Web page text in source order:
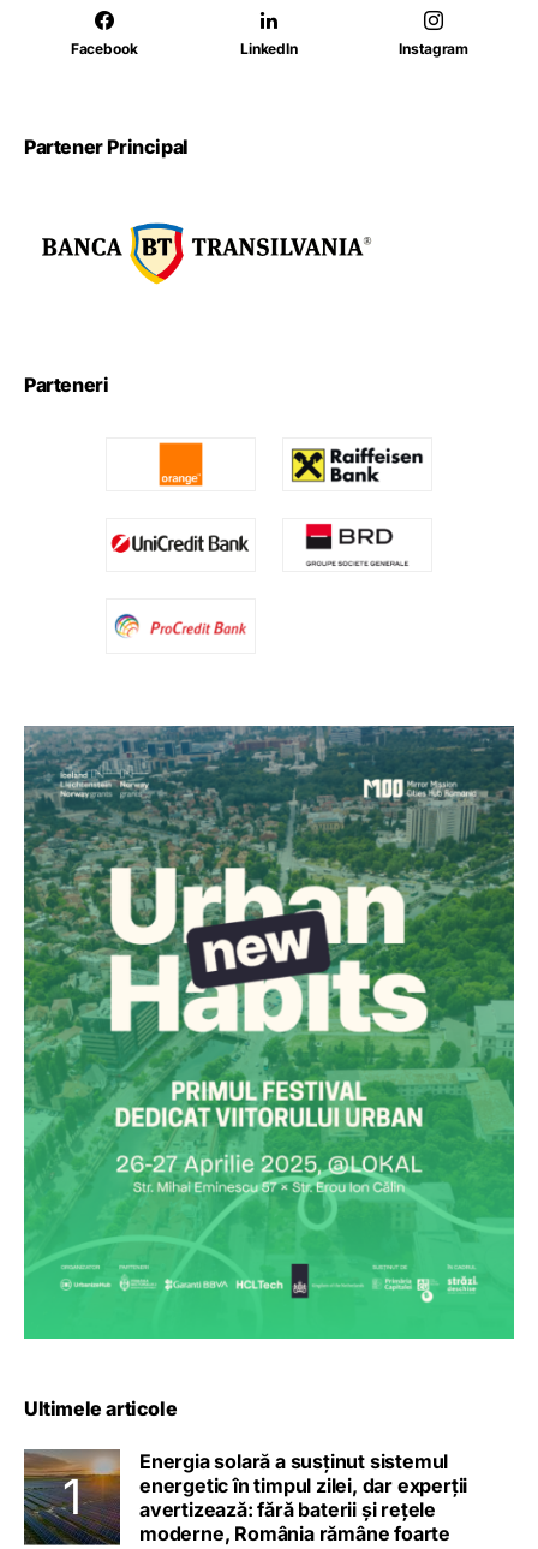
Facebook LinkedIn Instagram
Partener Principal
Parteneri
Ultimele articole
Energia solară a susținut sistemul
energetic în timpul zilei, dar experții
avertizează: fără baterii și rețele
moderne, România rămâne foarte